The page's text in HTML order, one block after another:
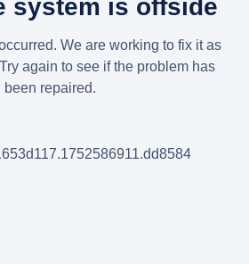
system is offside
We are working to fix it as
again to see if the problem has
been repaired.